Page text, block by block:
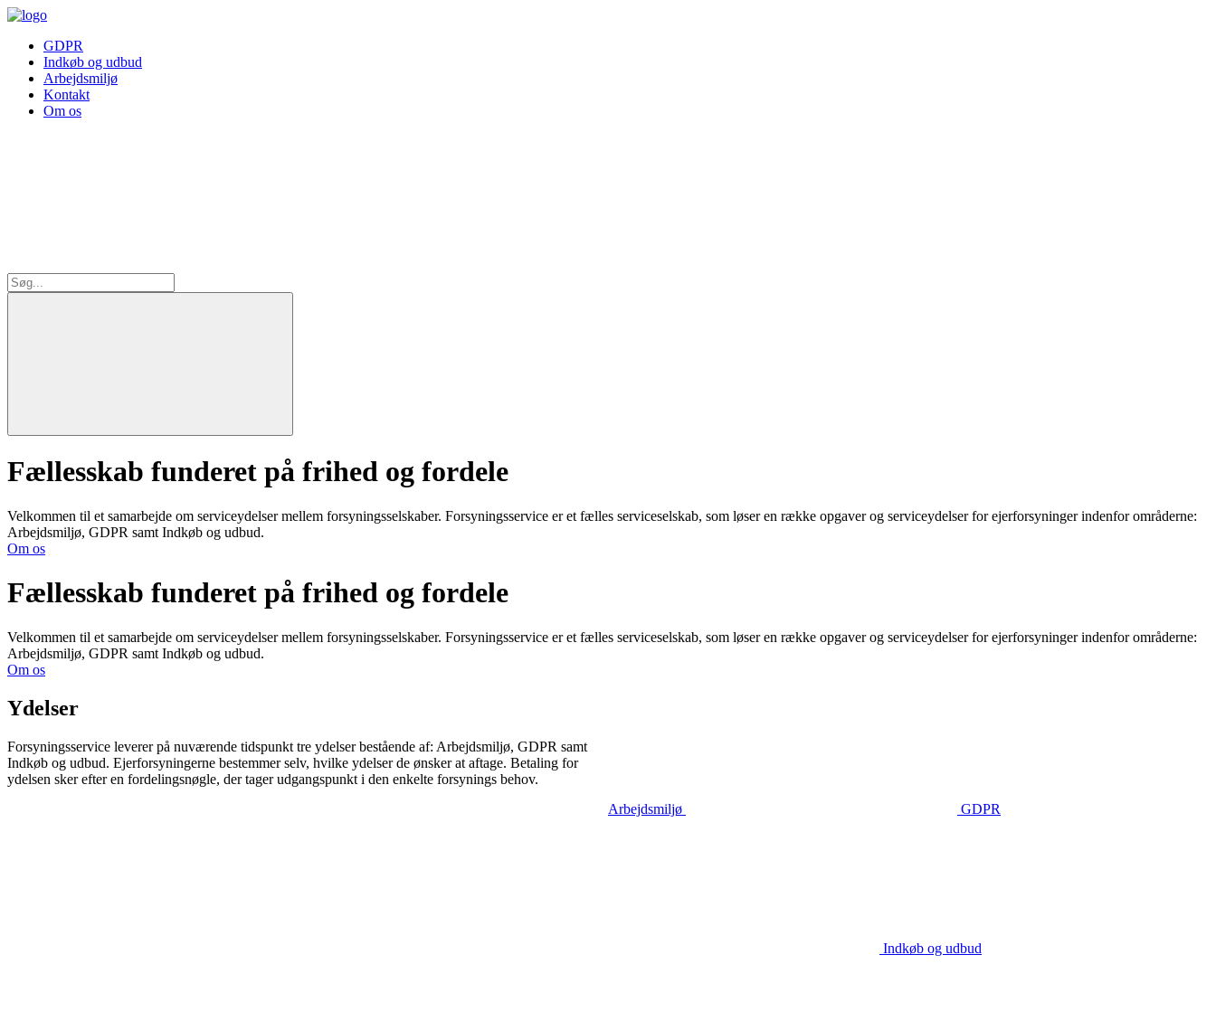
GDPR
Indkøb og udbud
Arbejdsmiljø
Kontakt
Om os
Fællesskab funderet på frihed og fordele
Velkommen til et samarbejde om serviceydelser mellem forsyningsselskaber. Forsyningsservice er et fælles serviceselskab, som løser en række opgaver og serviceydelser for ejerforsyninger indenfor områderne:
Arbejdsmiljø, GDPR samt Indkøb og udbud.
Om os
Fællesskab funderet på frihed og fordele
Velkommen til et samarbejde om serviceydelser mellem forsyningsselskaber. Forsyningsservice er et fælles serviceselskab, som løser en række opgaver og serviceydelser for ejerforsyninger indenfor områderne:
Arbejdsmiljø, GDPR samt Indkøb og udbud.
Om os
Ydelser
Forsyningsservice leverer på nuværende tidspunkt tre ydelser bestående af: Arbejdsmiljø, GDPR samt
Indkøb og udbud. Ejerforsyningerne bestemmer selv, hvilke ydelser de ønsker at aftage. Betaling for
ydelsen sker efter en fordelingsnøgle, der tager udgangspunkt i den enkelte forsynings behov.
Arbejdsmiljø
GDPR
Indkøb og udbud